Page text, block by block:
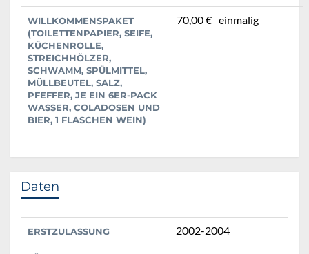
WILLKOMMENSPAKET
(TOILETTENPAPIER, SEIFE,
KÜCHENROLLE,
STREICHHÖLZER,
SCHWAMM, SPÜLMITTEL,
MÜLLBEUTEL, SALZ,
PFEFFER, JE EIN 6ER-PACK
WASSER, COLADOSEN UND
BIER, 1 FLASCHEN WEIN)
70,00 € einmalig
Daten
ERSTZULASSUNG 2002-2004